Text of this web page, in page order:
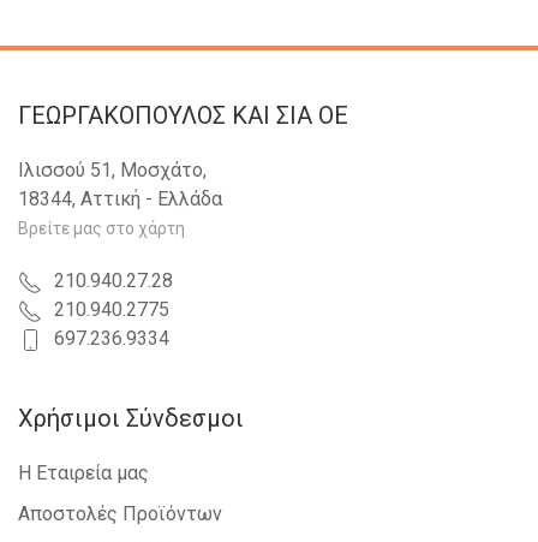
ΓΕΩΡΓΑΚΟΠΟΥΛΟΣ KAI ΣΙΑ OE
Ιλισσού 51, Μοσχάτο,
18344, Αττική - Ελλάδα
Βρείτε μας στο χάρτη
210.940.27.28
210.940.2775
697.236.9334
Χρήσιμοι Σύνδεσμοι
Η Εταιρεία μας
Αποστολές Προϊόντων